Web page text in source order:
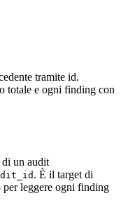
tramite id.
totale e ogni finding con
un audit
. È il target di
leggere ogni finding